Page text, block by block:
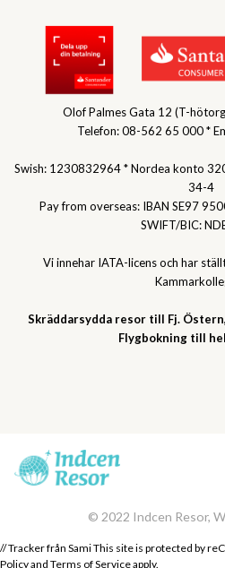
Olof Palmes Gata 12 (T-
Telefon: 08-562 65 000 *
Swish: 1230832964 * Nordea konto
34-4
Pay from overseas: IBAN SE97
SWIFT/BIC:
Vi innehar IATA-licens och har
Skräddarsydda resor till Fj.
Flygbokning till
© 2022 Indcen Resor,
// Tracker från Sami This site is protected by
Policyand Terms of Serviceapply.